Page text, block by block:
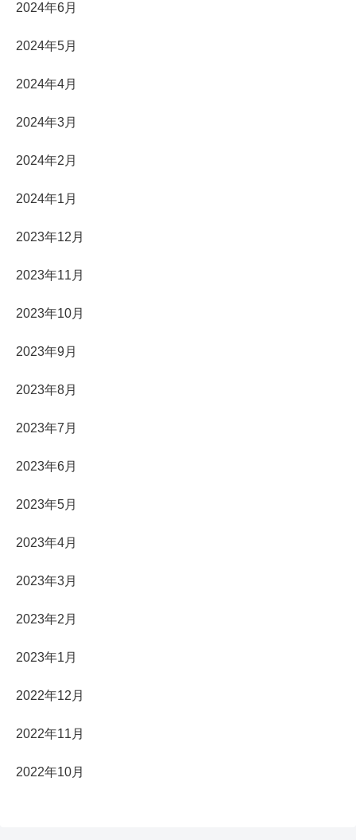
2024年6月
2024年5月
2024年4月
2024年3月
2024年2月
2024年1月
2023年12月
2023年11月
2023年10月
2023年9月
2023年8月
2023年7月
2023年6月
2023年5月
2023年4月
2023年3月
2023年2月
2023年1月
2022年12月
2022年11月
2022年10月